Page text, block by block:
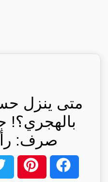
متى ينزل
بالهجري؟!
صرف: